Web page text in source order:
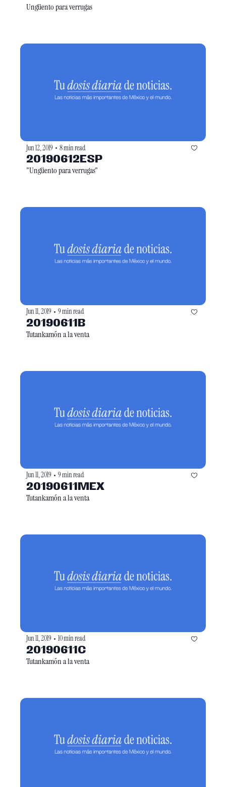
Ungüento para verrugas
Jun 12, 2019 • 8 min read
20190612ESP
"Ungüento para verrugas"
Jun 11, 2019 • 9 min read
20190611B
Tutankamón a la venta
Jun 11, 2019 • 9 min read
20190611MEX
Tutankamón a la venta
Jun 11, 2019 • 10 min read
20190611C
Tutankamón a la venta